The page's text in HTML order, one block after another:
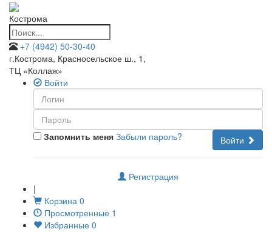
Кострома
+7 (4942) 50-30-40
г.Кострома, Красносельское ш., 1 ,
ТЦ «Коллаж»
Войти
Запомнить меня Войти
Забыли пароль?
Регистрация
|
Корзина 0
Просмотренные 1
Избранные 0